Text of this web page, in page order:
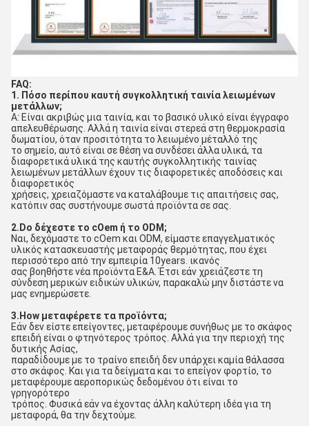
FAQ:
1. Πόσο περίπου καυτή συγκολλητική ταινία λειωμένων
μετάλλων;
Α: Είναι ακριβώς μια ταινία, και το βασικό υλικό είναι έγγραφο
απελευθέρωσης. Αλλά η ταινία είναι στερεά στη θερμοκρασία
δωματίου, όταν προσιτότητα το λειωμένο μέταλλό της
το σημείο, αυτό είναι σε θέση να συνδέσει άλλα υλικά, τα
διαφορετικά υλικά της καυτής συγκολλητικής ταινίας
λειωμένων μετάλλων έχουν τις διαφορετικές αποδόσεις και
διαφορετικός
χρήσεις, χρειαζόμαστε να καταλάβουμε τις απαιτήσεις σας,
κατόπιν σας συστήνουμε σωστά προϊόντα σε σας.
2.Do δέχεστε το cOem ή το ODM;
Ναι, δεχόμαστε το cOem και ODM, είμαστε επαγγελματικός
υλικός κατασκευαστής μεταφοράς θερμότητας, που έχει
περισσότερο από την εμπειρία 10years. ικανός
σας βοηθήστε νέα προϊόντα Ε&Α. Έτσι εάν χρειάζεστε τη
σύνδεση μερικών ειδικών υλικών, παρακαλώ μην διστάστε να
μας ενημερώσετε.
3.How μεταφέρετε τα προϊόντα;
Εάν δεν είστε επείγοντες, μεταφέρουμε συνήθως με το σκάφος
επειδή είναι ο φτηνότερος τρόπος. Αλλά για την περιοχή της
δυτικής Ασίας,
παραδίδουμε με το τραίνο επειδή δεν υπάρχει καμία θάλασσα
στο σκάφος. Και για τα δείγματα και το επείγον φορτίο, το
μεταφέρουμε αεροπορικώς δεδομένου ότι είναι το
γρηγορότερο
τρόπος. Φυσικά εάν να έχοντας άλλη καλύτερη ιδέα για τη
μεταφορά, θα την δεχτούμε.